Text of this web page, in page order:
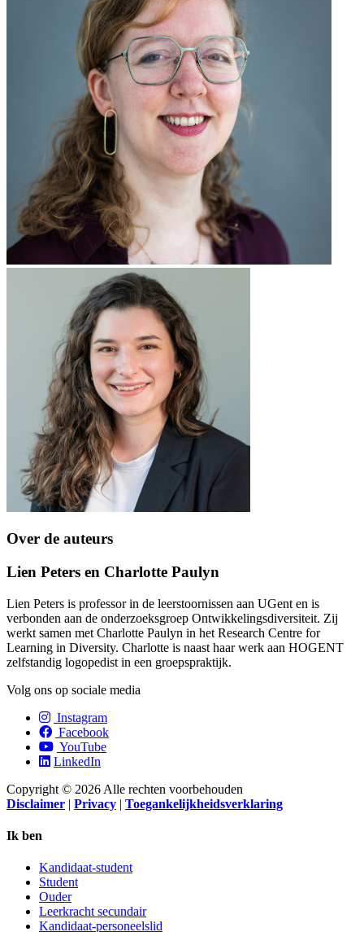
Over de auteurs
Lien Peters en Charlotte Paulyn
Lien Peters is professor in de leerstoornissen aan UGent en is
verbonden aan de onderzoeksgroep Ontwikkelingsdiversiteit. Zij
werkt samen met Charlotte Paulyn in het Research Centre for
Learning in Diversity. Charlotte is naast haar werk aan HOGENT
zelfstandig logopedist in een groepspraktijk.
Volg ons op sociale media
Instagram
Facebook
YouTube
LinkedIn
Copyright © 2026 Alle rechten voorbehouden
Disclaimer | Privacy | Toegankelijkheidsverklaring
Ik ben
Kandidaat-student
Student
Ouder
Leerkracht secundair
Kandidaat-personeelslid